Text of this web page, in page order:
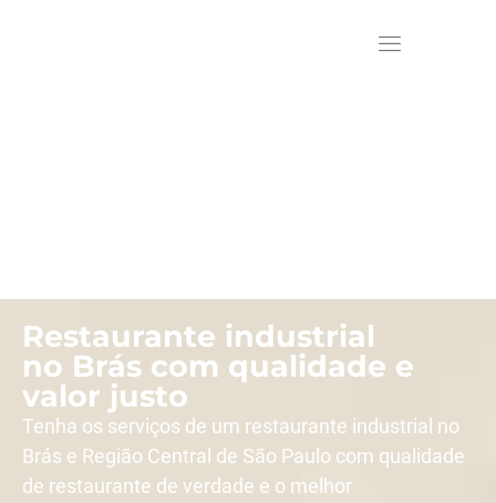
Restaurante industrial
no Brás com qualidade e
valor justo
Tenha os serviços de um restaurante industrial no
Brás e Região Central de São Paulo com qualidade
de restaurante de verdade e o melhor